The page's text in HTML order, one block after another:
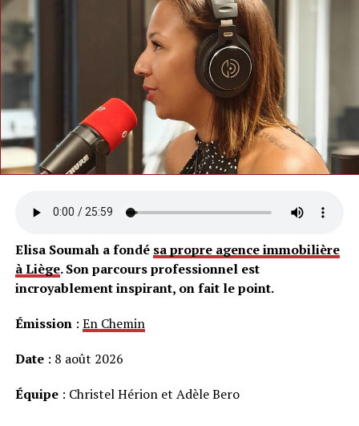
Elisa Soumah a fondé sa propre agence immobilière
à Liège. Son parcours professionnel est
incroyablement inspirant, on fait le point.
Émission: En Chemin
Date: 8 août 2026
Équipe: Christel Hérion et Adèle Bero